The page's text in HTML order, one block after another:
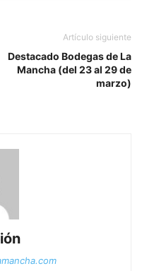
Artículo siguiente
Destacado Bodegas de La
Mancha (del 23 al 29 de
marzo)